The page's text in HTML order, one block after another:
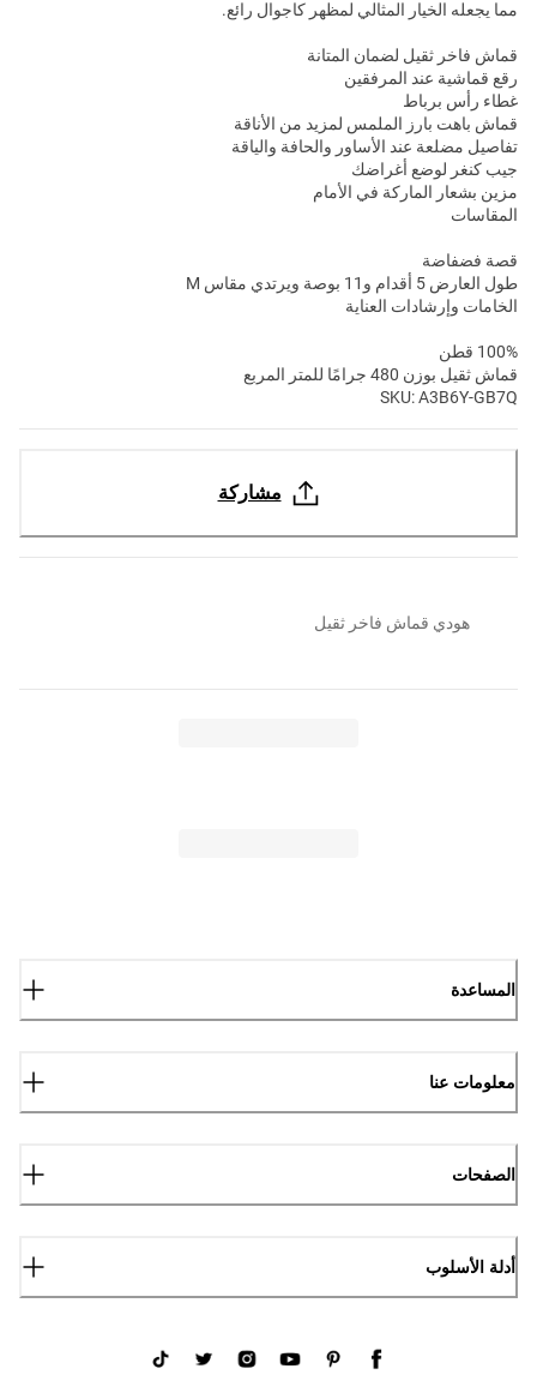
مما يجعله الخيار المثالي لمظهر كاجوال رائع.
قماش فاخر ثقيل لضمان المتانة
رقع قماشية عند المرفقين
غطاء رأس برباط
قماش باهت بارز الملمس لمزيد من الأناقة
تفاصيل مضلعة عند الأساور والحافة والياقة
جيب كنغر لوضع أغراضك
مزين بشعار الماركة في الأمام
المقاسات
قصة فضفاضة
طول العارض 5 أقدام و11 بوصة ويرتدي مقاس M
الخامات وإرشادات العناية
100% قطن
قماش ثقيل بوزن 480 جرامًا للمتر المربع
SKU: A3B6Y-GB7Q
مشاركة
هودي قماش فاخر ثقيل
المساعدة
معلومات عنا
الصفحات
أدلة الأسلوب